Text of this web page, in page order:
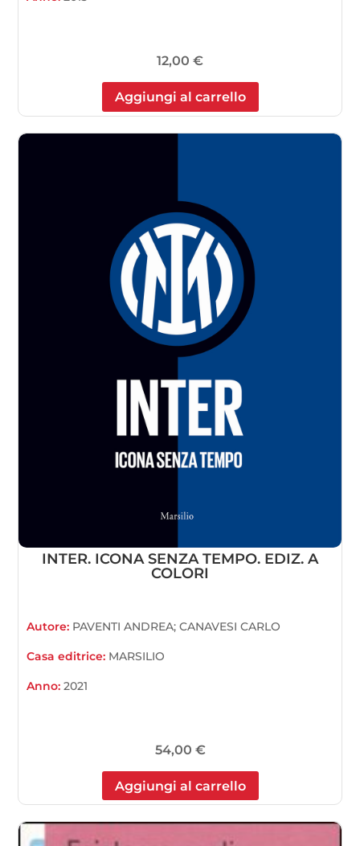
12,00 €
Aggiungi al carrello
INTER. ICONA SENZA TEMPO. EDIZ. A
COLORI
Autore: PAVENTI ANDREA; CANAVESI CARLO
Casa editrice: MARSILIO
Anno:2021
54,00 €
Aggiungi al carrello